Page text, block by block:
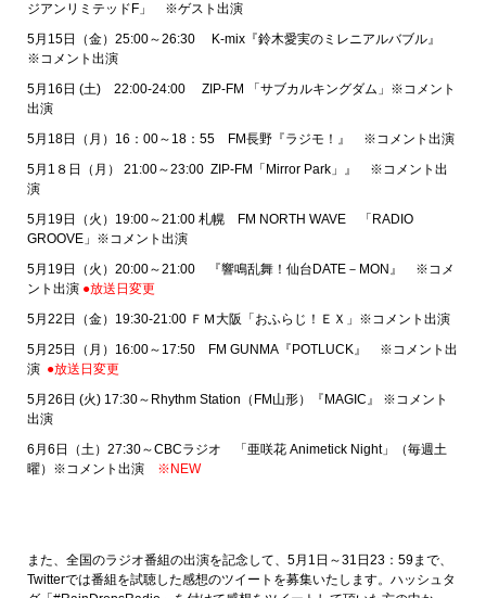
ジアンリミテッドF」 ※ゲスト出演
5月15日（金）25:00～26:30 K-mix『鈴木愛実のミレニアルバブル』
※コメント出演
5月16日 (土) 22:00-24:00 ZIP-FM 「サブカルキングダム」※コメント
出演
5月18日（月）16：00～18：55 FM長野『ラジモ！』 ※コメント出演
5月1８日（月） 21:00～23:00 ZIP-FM「Mirror Park」』 ※コメント出
演
5月19日（火）19:00～21:00 札幌 FM NORTH WAVE 「RADIO
GROOVE」※コメント出演
5月19日（火）20:00～21:00 『響鳴乱舞！仙台DATE－MON』 ※コメ
ント出演 ●放送日変更
5月22日（金）19:30-21:00 ＦＭ大阪「おふらじ！ＥＸ」※コメント出演
5月25日（月）16:00～17:50 FM GUNMA『POTLUCK』 ※コメント出
演 ●放送日変更
5月26日 (火) 17:30～Rhythm Station（FM山形）『MAGIC』 ※コメント
出演
6月6日（土）27:30～CBCラジオ 「亜咲花 Animetick Night」（毎週土
曜）※コメント出演 ※NEW
また、全国のラジオ番組の出演を記念して、5月1日～31日23：59まで、
Twitterでは番組を試聴した感想のツイートを募集いたします。ハッシュタ